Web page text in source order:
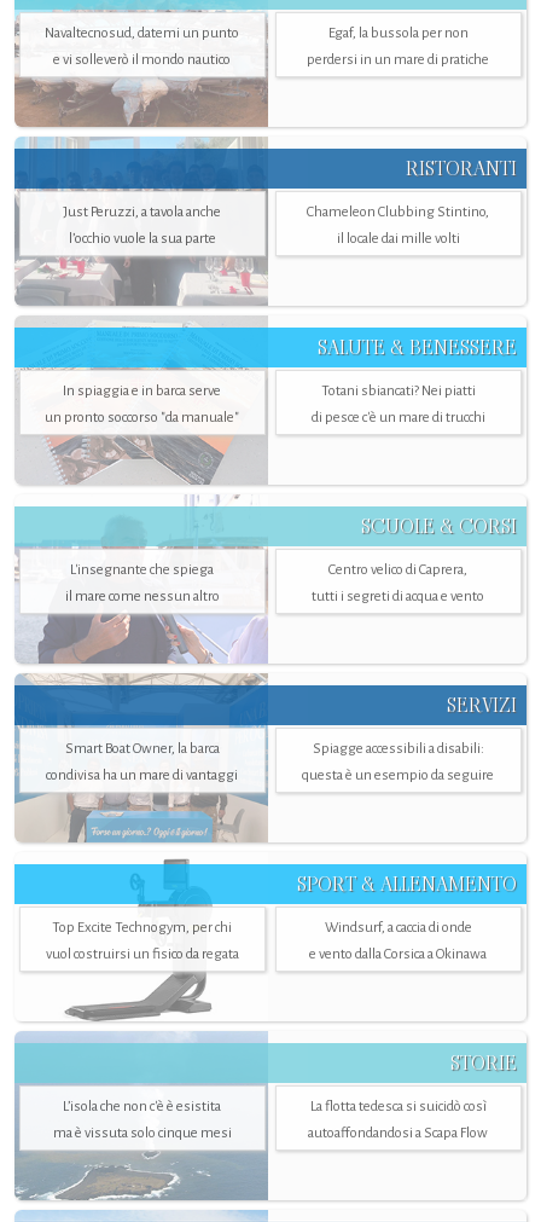
Navaltecnosud, datemi un punto
e vi solleverò il mondo nautico
Egaf, la bussola per non
perdersi in un mare di pratiche
RISTORANTI
Just Peruzzi, a tavola anche
l’occhio vuole la sua parte
Chameleon Clubbing Stintino,
il locale dai mille volti
SALUTE & BENESSERE
In spiaggia e in barca serve
un pronto soccorso "da manuale"
Totani sbiancati? Nei piatti
di pesce c'è un mare di trucchi
SCUOLE & CORSI
L'insegnante che spiega
il mare come nessun altro
Centro velico di Caprera,
tutti i segreti di acqua e vento
SERVIZI
Smart Boat Owner, la barca
condivisa ha un mare di vantaggi
Spiagge accessibili a disabili:
questa è un esempio da seguire
SPORT & ALLENAMENTO
Top Excite Technogym, per chi
vuol costruirsi un fisico da regata
Windsurf, a caccia di onde
e vento dalla Corsica a Okinawa
STORIE
L’isola che non c'è è esistita
ma è vissuta solo cinque mesi
La flotta tedesca si suicidò così
autoaffondandosi a Scapa Flow